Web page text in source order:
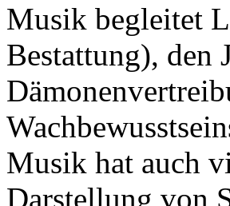
Musik begleitet
Bestattung), den
Musik hat auch
Darstellung von